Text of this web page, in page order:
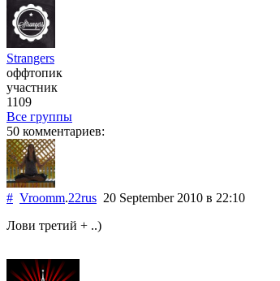
Strangers
оффтопик
участник
1109
Все группы
50 комментариев:
# Vroomm.22rus 20 September 2010 в 22:10
Лови третий + ..)